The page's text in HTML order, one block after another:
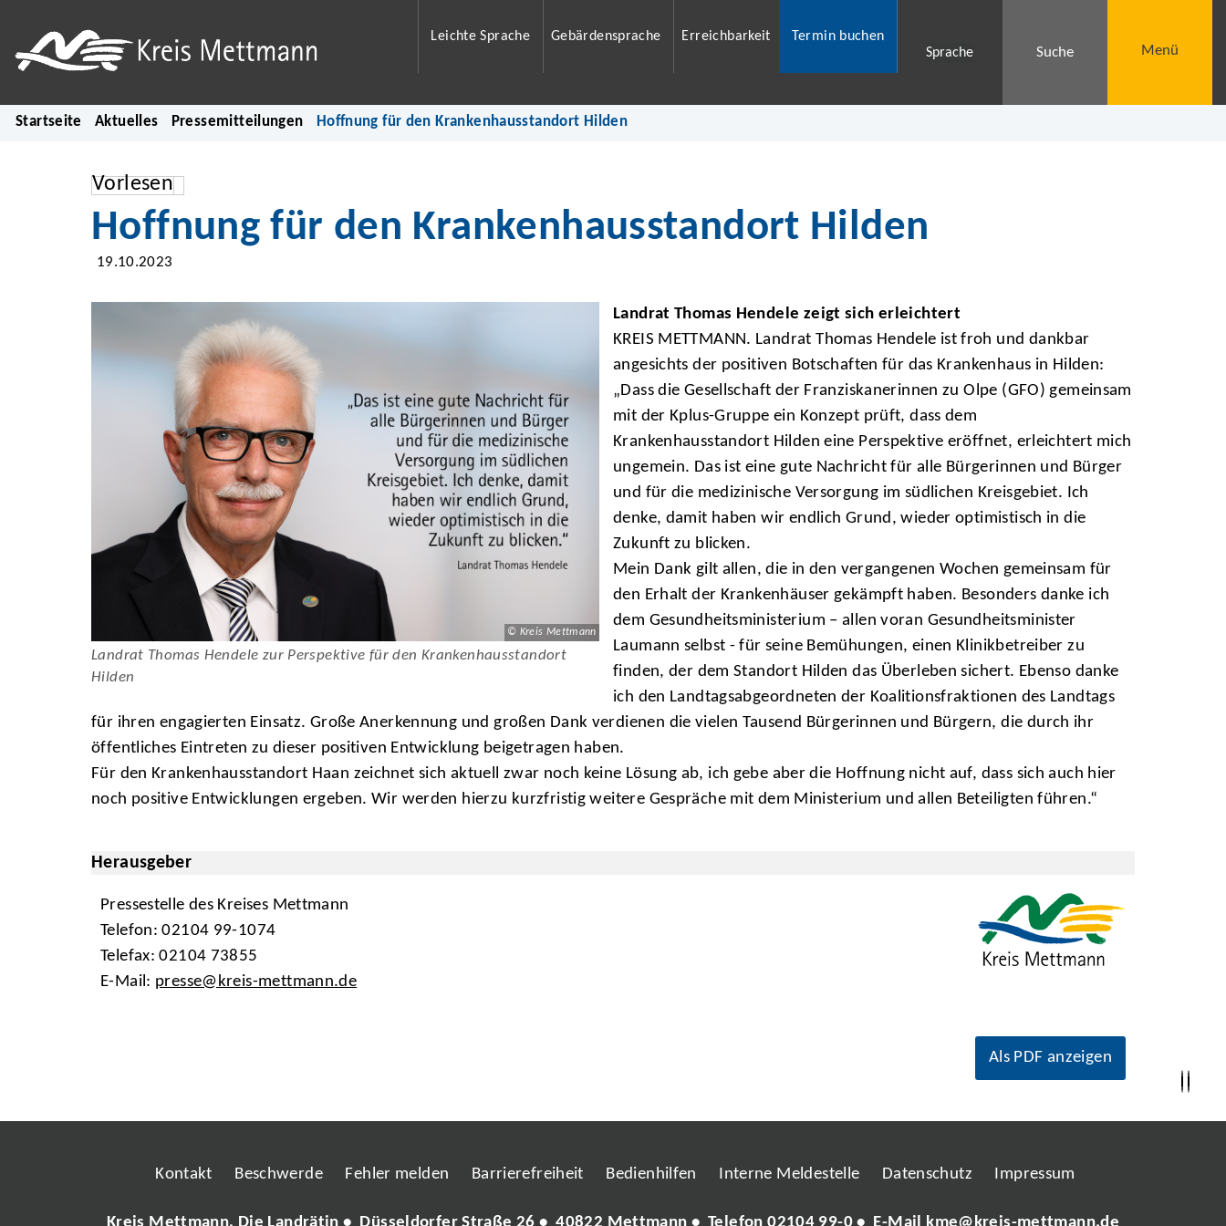
Leichte Sprache Gebärdensprache Erreichbarkeit
Termin buchen
Sprache
Suche Menü
Startseite Aktuelles Pressemitteilungen Hoffnung für den Krankenhausstandort Hilden
Vorlesen
Hoffnung für den Krankenhausstandort Hilden
19.10.2023
Landrat Thomas Hendele zeigt sich erleichtert
© Kreis Mettmann
Landrat Thomas Hendele zur Perspektive für den Krankenhausstandort
Hilden
KREIS METTMANN. Landrat Thomas Hendele ist froh und dankbar
angesichts der positiven Botschaften für das Krankenhaus in Hilden:
„Dass die Gesellschaft der Franziskanerinnen zu Olpe (GFO) gemeinsam
mit der Kplus-Gruppe ein Konzept prüft, dass dem
Krankenhausstandort Hilden eine Perspektive eröffnet, erleichtert mich
ungemein. Das ist eine gute Nachricht für alle Bürgerinnen und Bürger
und für die medizinische Versorgung im südlichen Kreisgebiet. Ich
denke, damit haben wir endlich Grund, wieder optimistisch in die
Zukunft zu blicken.
Mein Dank gilt allen, die in den vergangenen Wochen gemeinsam für
den Erhalt der Krankenhäuser gekämpft haben. Besonders danke ich
dem Gesundheitsministerium – allen voran Gesundheitsminister
Laumann selbst - für seine Bemühungen, einen Klinikbetreiber zu
finden, der dem Standort Hilden das Überleben sichert. Ebenso danke
ich den Landtagsabgeordneten der Koalitionsfraktionen des Landtags
für ihren engagierten Einsatz. Große Anerkennung und großen Dank verdienen die vielen Tausend Bürgerinnen und Bürgern, die durch ihr
öffentliches Eintreten zu dieser positiven Entwicklung beigetragen haben.
Für den Krankenhausstandort Haan zeichnet sich aktuell zwar noch keine Lösung ab, ich gebe aber die Hoffnung nicht auf, dass sich auch hier
noch positive Entwicklungen ergeben. Wir werden hierzu kurzfristig weitere Gespräche mit dem Ministerium und allen Beteiligten führen.“
Herausgeber
Pressestelle des Kreises Mettmann
Telefon: 02104 99-1074
Telefax: 02104 73855
E-Mail: presse@kreis-mettmann.de
Als PDF anzeigen
Kontakt Beschwerde Fehler melden Barrierefreiheit Bedienhilfen Interne Meldestelle Datenschutz Impressum
Kreis Mettmann, Die Landrätin • Düsseldorfer Straße 26 • 40822 Mettmann • Telefon02104 99-0• E-Mail kme@kreis-mettmann.de